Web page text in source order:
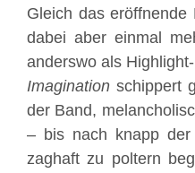
Gleich das eröffnende
dabei aber einmal
anderswo als
Imagination schippert
der Band,
– bis nach knapp der
zaghaft zu poltern